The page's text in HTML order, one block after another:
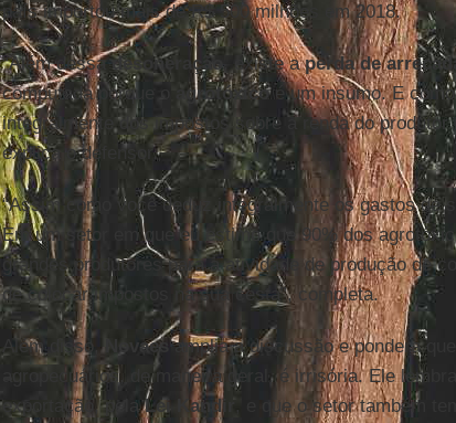
país importou mais de R$ 500 milhões em 2018.
“Além dessadesoneração, existe aperda de
computada porque o
agrotóxicoé um insumo. E
integralmente dos impostos sobre a renda do
explica o defensor.
“Assim como você deduz integralmente os gastos de
Em um setor em que eu estimo que 90% dos
grandes produtores para a atividade de produção de
de colocar impostos na sua cesta”, completa.
Além disso, Novaes amplia a discussão e pondera
agropecuários, de maneira geral, é irrisória. Ele
exportação, pelaLei Kandir, e que o setor também